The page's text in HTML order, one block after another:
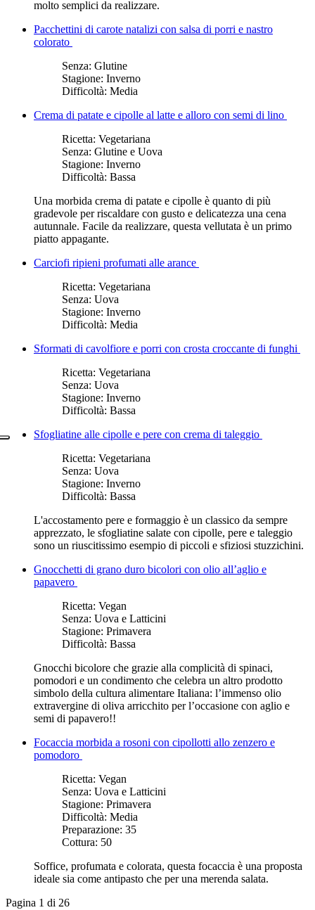
molto semplici da realizzare.
Pacchettini di carote natalizi con salsa di porri e nastro
colorato
Senza: Glutine
Stagione: Inverno
Difficoltà: Media
Crema di patate e cipolle al latte e alloro con semi di lino
Ricetta: Vegetariana
Senza: Glutine e Uova
Stagione: Inverno
Difficoltà: Bassa
Una morbida crema di patate e cipolle è quanto di più
gradevole per riscaldare con gusto e delicatezza una cena
autunnale. Facile da realizzare, questa vellutata è un primo
piatto appagante.
Carciofi ripieni profumati alle arance
Ricetta: Vegetariana
Senza: Uova
Stagione: Inverno
Difficoltà: Media
Sformati di cavolfiore e porri con crosta croccante di funghi
Ricetta: Vegetariana
Senza: Uova
Stagione: Inverno
Difficoltà: Bassa
Sfogliatine alle cipolle e pere con crema di taleggio
Ricetta: Vegetariana
Senza: Uova
Stagione: Inverno
Difficoltà: Bassa
L'accostamento pere e formaggio è un classico da sempre
apprezzato, le sfogliatine salate con cipolle, pere e taleggio
sono un riuscitissimo esempio di piccoli e sfiziosi stuzzichini.
Gnocchetti di grano duro bicolori con olio all’aglio e
papavero
Ricetta: Vegan
Senza: Uova e Latticini
Stagione: Primavera
Difficoltà: Bassa
Gnocchi bicolore che grazie alla complicità di spinaci,
pomodori e un condimento che celebra un altro prodotto
simbolo della cultura alimentare Italiana: l’immenso olio
extravergine di oliva arricchito per l’occasione con aglio e
semi di papavero!!
Focaccia morbida a rosoni con cipollotti allo zenzero e
pomodoro
Ricetta: Vegan
Senza: Uova e Latticini
Stagione: Primavera
Difficoltà: Media
Preparazione: 35
Cottura: 50
Soffice, profumata e colorata, questa focaccia è una proposta
ideale sia come antipasto che per una merenda salata.
Pagina 1 di 26